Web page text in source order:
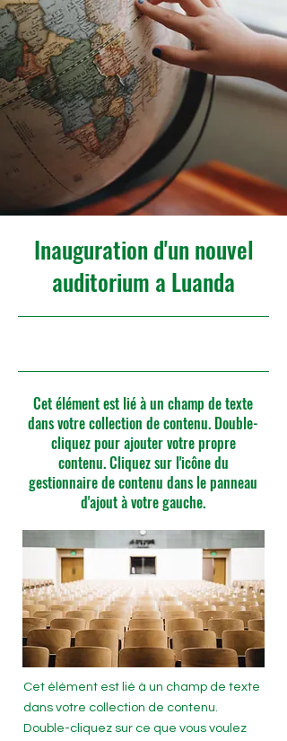
Inauguration d'un nouvel
auditorium a Luanda
Cet élément est lié à un champ de texte
dans votre collection de contenu. Double-
cliquez pour ajouter votre propre
contenu. Cliquez sur l'icône du
gestionnaire de contenu dans le panneau
d'ajout à votre gauche.
Cet élément est lié à un champ de texte
dans votre collection de contenu.
Double-cliquez sur ce que vous voulez